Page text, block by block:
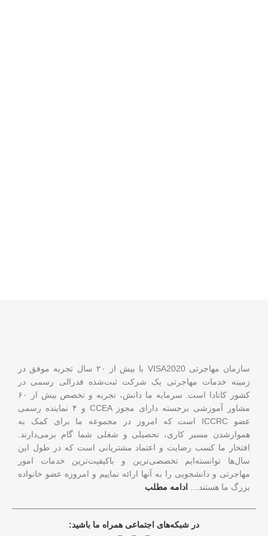
سازمان مهاجرتی VISA2020 با بیش از ۲۰ سال تجربه موفق در
زمینه خدمات مهاجرتی یک شرکت ثبت‌شده فدرالی رسمی در
کشور کانادا است. سرمایه ما دانش، تجربه و تخصص بیش از ۶۰
مشاور آموزشی برجسته دارای مجوز CCEA و ۴ نماینده رسمی
عضو ICCRC است که امروز در مجموعه ما برای کمک به
هموارشدن مسیر کاری، تحصیلی و شغلی شما گام برمی‌دارند.
افتخار ما کسب رضایت و اعتماد مشتریانی است که در طول این
سال‌ها توانسته‌ایم تخصصی‌ترین و باکیفیت‌ترین خدمات امور
مهاجرتی و دانشجویی را به آنها ارائه نماییم و امروزه عضو خانواده
بزرگ ما هستند… ادامه مطلب
در شبکه‌های اجتماعی همراه ما باشید: